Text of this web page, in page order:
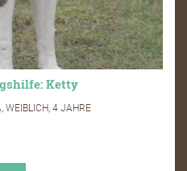
Ketty
WEIBLICH, 4 JAHRE